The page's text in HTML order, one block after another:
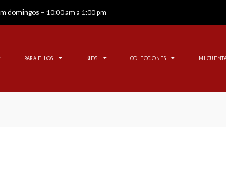
domingos – 10:00 am a 1:00 pm
PARA ELLOS KIDS COLECCIONES MI